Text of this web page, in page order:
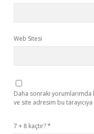
Web Sitesi
Daha sonraki yorumlarımda
ve site adresim bu
7 + 8 kaçtır?*